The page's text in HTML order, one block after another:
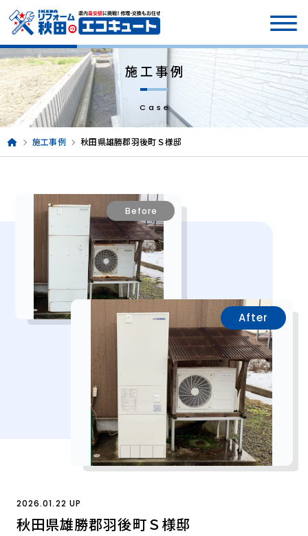
施工事例
Case
施工事例 秋田県雄勝郡羽後町Ｓ様邸
Before
After
2026.01.22 UP
秋田県雄勝郡羽後町Ｓ様邸